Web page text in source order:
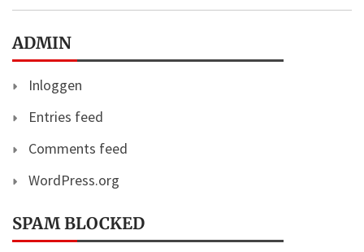
ADMIN
Inloggen
Entries feed
Comments feed
WordPress.org
SPAM BLOCKED